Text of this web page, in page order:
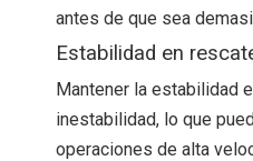
antes de que sea
Estabilidad en
Mantener la estabilidad
inestabilidad, lo que
operaciones de alta